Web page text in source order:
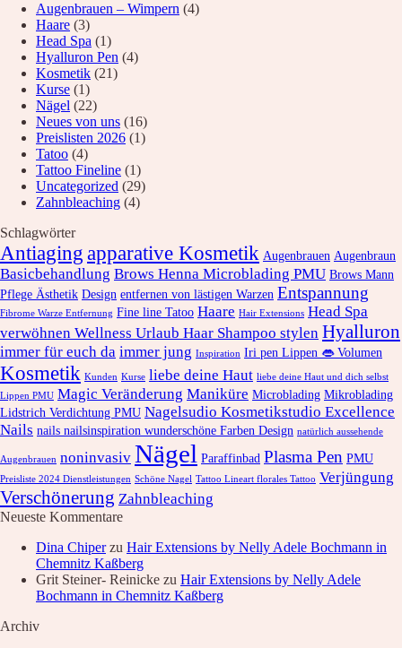
Augenbrauen – Wimpern (4)
Haare (3)
Head Spa (1)
Hyalluron Pen (4)
Kosmetik (21)
Kurse (1)
Nägel (22)
Neues von uns (16)
Preislisten 2026 (1)
Tatoo (4)
Tattoo Fineline (1)
Uncategorized (29)
Zahnbleaching (4)
Schlagwörter
Antiagingapparative Kosmetik Augenbrauen Augenbraun
Basicbehandlung Brows Henna Microblading PMU Brows Mann
Pflege Ästhetik Design entfernen von lästigen Warzen Entspannung
Fibrome Warze Entfernung Fine line Tatoo Haare Hair Extensions Head Spa
verwöhnen Wellness Urlaub Haar Shampoo stylen Hyalluron
immer für euch da immer jung Inspiration Iri pen Lippen 👄 Volumen
Kosmetik Kunden Kurse liebe deine Haut liebe deine Haut und dich selbst
Lippen PMU Magic Veränderung Maniküre Microblading Mikroblading
Lidstrich Verdichtung PMU Nagelsudio Kosmetikstudio Excellence
Nails nails nailsinspiration wunderschöne Farben Design natürlich aussehende
Augenbrauen noninvasiv Nägel Paraffinbad Plasma Pen PMU
Preisliste 2024 Dienstleistungen Schöne Nagel Tattoo Lineart florales Tattoo Verjüngung
Verschönerung Zahnbleaching
Neueste Kommentare
Dina Chiperzu Hair Extensions by Nelly Adele Bochmann in
Chemnitz Kaßberg
Grit Steiner- Reinicke zu Hair Extensions by Nelly Adele
Bochmann in Chemnitz Kaßberg
Archiv